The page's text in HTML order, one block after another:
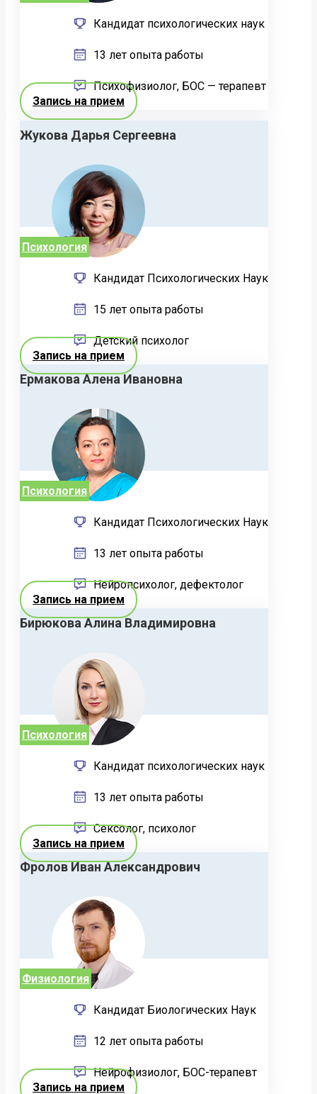
Кандидат психологических наук
13 лет опыта работы
Психофизиолог, БОС — терапевт
Запись на прием
Жукова Дарья Сергеевна
Психология
Кандидат Психологических Наук
15 лет опыта работы
Детский психолог
Запись на прием
Ермакова Алена Ивановна
Психология
Кандидат Психологических Наук
13 лет опыта работы
Нейропсихолог, дефектолог
Запись на прием
Бирюкова Алина Владимировна
Психология
Кандидат психологических наук
13 лет опыта работы
Сексолог, психолог
Запись на прием
Фролов Иван Александрович
Физиология
Кандидат Биологических Наук
12 лет опыта работы
Нейрофизиолог, БОС-терапевт
Запись на прием